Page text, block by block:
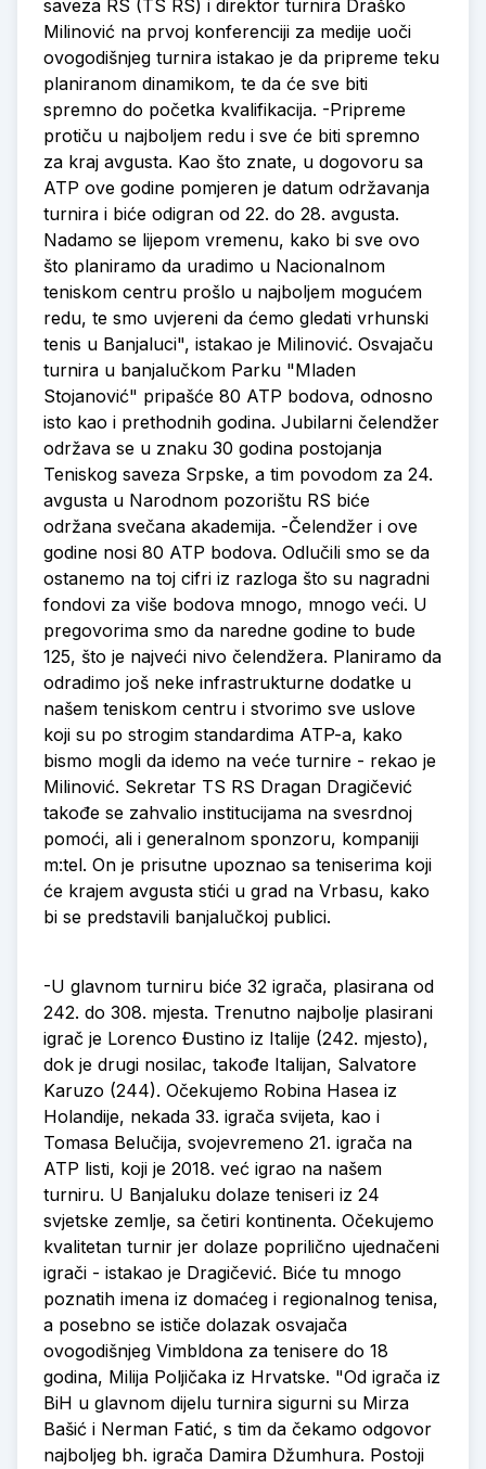
saveza RS (TS RS) i direktor turnira Draško
Milinović na prvoj konferenciji za medije uoči
ovogodišnjeg turnira istakao je da pripreme teku
planiranom dinamikom, te da će sve biti
spremno do početka kvalifikacija. -Pripreme
protiču u najboljem redu i sve će biti spremno
za kraj avgusta. Kao što znate, u dogovoru sa
ATP ove godine pomjeren je datum održavanja
turnira i biće odigran od 22. do 28. avgusta.
Nadamo se lijepom vremenu, kako bi sve ovo
što planiramo da uradimo u Nacionalnom
teniskom centru prošlo u najboljem mogućem
redu, te smo uvjereni da ćemo gledati vrhunski
tenis u Banjaluci", istakao je Milinović. Osvajaču
turnira u banjalučkom Parku "Mladen
Stojanović" pripašće 80 ATP bodova, odnosno
isto kao i prethodnih godina. Jubilarni čelendžer
održava se u znaku 30 godina postojanja
Teniskog saveza Srpske, a tim povodom za 24.
avgusta u Narodnom pozorištu RS biće
održana svečana akademija. -Čelendžer i ove
godine nosi 80 ATP bodova. Odlučili smo se da
ostanemo na toj cifri iz razloga što su nagradni
fondovi za više bodova mnogo, mnogo veći. U
pregovorima smo da naredne godine to bude
125, što je najveći nivo čelendžera. Planiramo da
odradimo još neke infrastrukturne dodatke u
našem teniskom centru i stvorimo sve uslove
koji su po strogim standardima ATP-a, kako
bismo mogli da idemo na veće turnire - rekao je
Milinović. Sekretar TS RS Dragan Dragičević
takođe se zahvalio institucijama na svesrdnoj
pomoći, ali i generalnom sponzoru, kompaniji
m:tel. On je prisutne upoznao sa teniserima koji
će krajem avgusta stići u grad na Vrbasu, kako
bi se predstavili banjalučkoj publici.
-U glavnom turniru biće 32 igrača, plasirana od
242. do 308. mjesta. Trenutno najbolje plasirani
igrač je Lorenco Đustino iz Italije (242. mjesto),
dok je drugi nosilac, takođe Italijan, Salvatore
Karuzo (244). Očekujemo Robina Hasea iz
Holandije, nekada 33. igrača svijeta, kao i
Tomasa Belučija, svojevremeno 21. igrača na
ATP listi, koji je 2018. već igrao na našem
turniru. U Banjaluku dolaze teniseri iz 24
svjetske zemlje, sa četiri kontinenta. Očekujemo
kvalitetan turnir jer dolaze poprilično ujednačeni
igrači - istakao je Dragičević. Biće tu mnogo
poznatih imena iz domaćeg i regionalnog tenisa,
a posebno se ističe dolazak osvajača
ovogodišnjeg Vimbldona za tenisere do 18
godina, Milija Poljičaka iz Hrvatske. "Od igrača iz
BiH u glavnom dijelu turnira sigurni su Mirza
Bašić i Nerman Fatić, s tim da čekamo odgovor
najboljeg bh. igrača Damira Džumhura. Postoji